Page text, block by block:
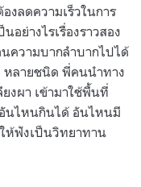
งลดความเร็วในการ
อย่างไรเรื่องราวสอง
ความบากลำบากไปได้
หลายชนิด พี่คนนำทาง
งผา เข้ามาใช้พื้นที่
นไหนกินได้ อันไหนมี
ห้ฟังเป็นวิทยาทาน